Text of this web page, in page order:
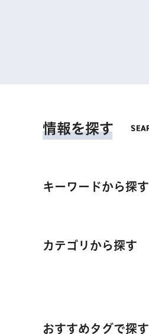
情報を探す
キーワードから探す
カテゴリから探す
おすすめタグで探す